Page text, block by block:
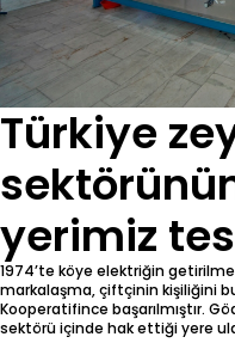
Türkiye
yerimiz
1974’te köye elektriğin
markalaşma, çiftçinin kişiliğini
Kooperatifince başarılmıştır.
sektörü içinde hak ettiği yere